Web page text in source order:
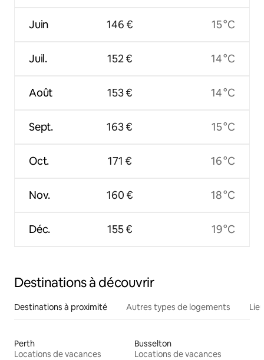
Juin
Juil.
Août
Sept.
Oct.
Nov.
Déc.
146 €
152 €
153 €
163 €
171 €
160 €
155 €
15 °C
14 °C
14 °C
15 °C
16 °C
18 °C
19 °C
Destinations à découvrir
Destinations à proximité Autres types de logements
Perth
Locations de vacances
Busselton
Locations de vacances